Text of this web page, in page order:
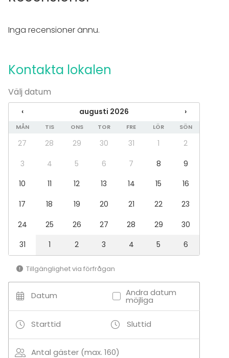
Inga recensioner ännu.
Kontakta lokalen
Välj datum
‹ augusti 2026 ›
MÅN TIS ONS TOR FRE LÖR SÖN
27 28 29 30 31 1
2
3
4 5 6 7 8
9
10
11 12 13 14 15
16
17
18 19 20 21 22
23
24
25 26 27 28 29
30
31
1 2 3 4 5 6
Tillgänglighet via förfrågan
Datum Andra datum
möjliga
Starttid Sluttid
Antal gäster (max. 160)